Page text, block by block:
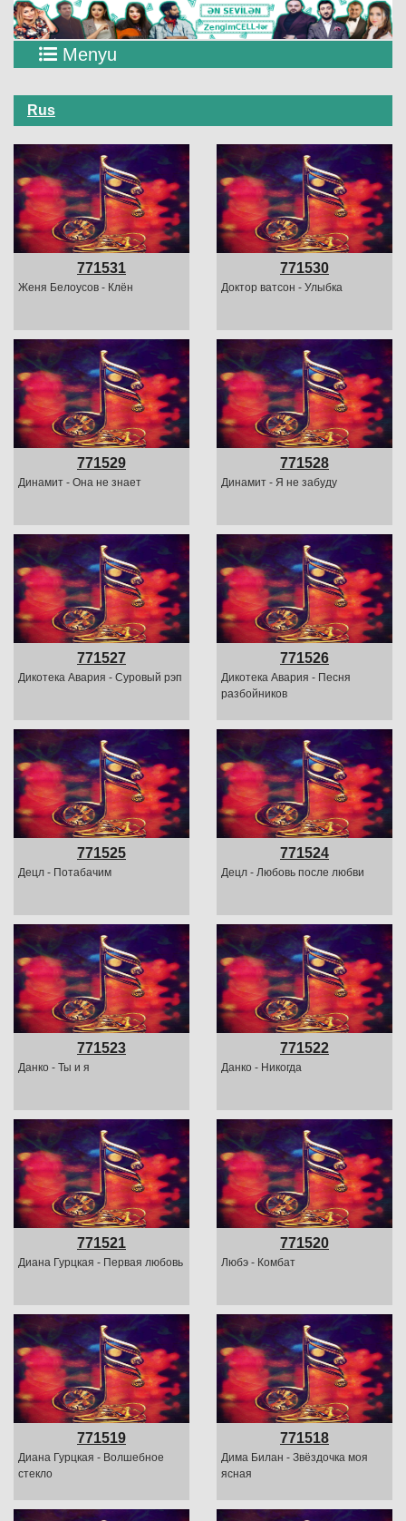
Menyu
Rus
771531
Женя Белоусов - Клён
771530
Доктор ватсон - Улыбка
771529
Динамит - Она не знает
771528
Динамит - Я не забуду
771527
Дикотека Авария - Суровый рэп
771526
Дикотека Авария - Песня
разбойников
771525
Децл - Потабачим
771524
Децл - Любовь после любви
771523
Данко - Ты и я
771522
Данко - Никогда
771521
Диана Гурцкая - Первая любовь
771520
Любэ - Комбат
771519
Диана Гурцкая - Волшебное
стекло
771518
Дима Билан - Звёздочка моя
ясная